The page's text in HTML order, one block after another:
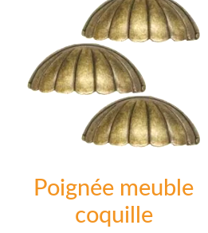
Poignée meuble
coquille